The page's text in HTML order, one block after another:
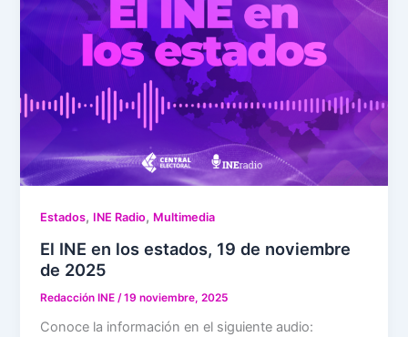
Estados, INE Radio, Multimedia
El INE en los estados, 19 de noviembre
de 2025
Redacción INE /19 noviembre, 2025
Conoce la información en el siguiente audio: